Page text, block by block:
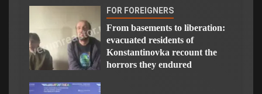
FOR FOREIGNERS
From basements to liberation:
evacuated residents of
Konstantinovka recount the
horrors they endured